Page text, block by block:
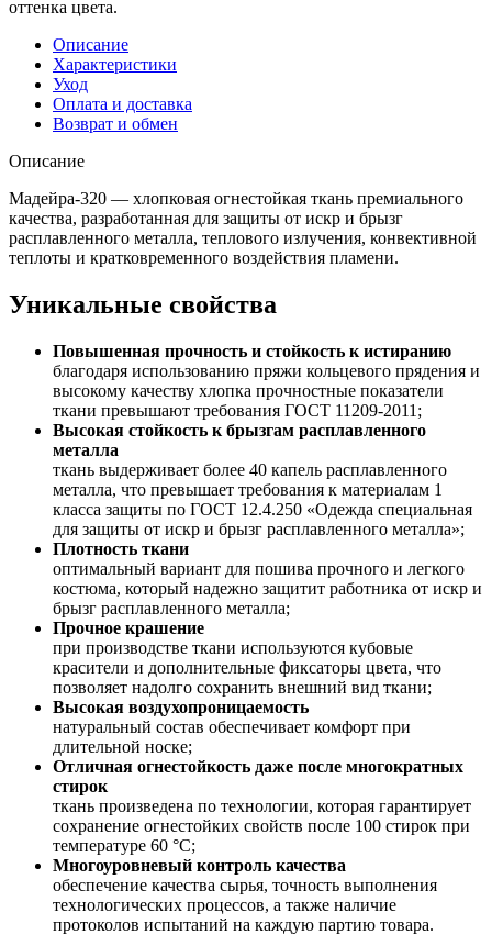
оттенка цвета.
Описание
Характеристики
Уход
Оплата и доставка
Возврат и обмен
Описание
Мадейра-320 — хлопковая огнестойкая ткань премиального
качества, разработанная для защиты от искр и брызг
расплавленного металла, теплового излучения, конвективной
теплоты и кратковременного воздействия пламени.
Уникальные свойства
Повышенная прочность и стойкость к истиранию
благодаря использованию пряжи кольцевого прядения и
высокому качеству хлопка прочностные показатели
ткани превышают требования ГОСТ 11209-2011;
Высокая стойкость к брызгам расплавленного
металла
ткань выдерживает более 40 капель расплавленного
металла, что превышает требования к материалам 1
класса защиты по ГОСТ 12.4.250 «Одежда специальная
для защиты от искр и брызг расплавленного металла»;
Плотность ткани
оптимальный вариант для пошива прочного и легкого
костюма, который надежно защитит работника от искр и
брызг расплавленного металла;
Прочное крашение
при производстве ткани используются кубовые
красители и дополнительные фиксаторы цвета, что
позволяет надолго сохранить внешний вид ткани;
Высокая воздухопроницаемость
натуральный состав обеспечивает комфорт при
длительной носке;
Отличная огнестойкость даже после многократных
стирок
ткань произведена по технологии, которая гарантирует
сохранение огнестойких свойств после 100 стирок при
температуре 60 °С;
Многоуровневый контроль качества
обеспечение качества сырья, точность выполнения
технологических процессов, а также наличие
протоколов испытаний на каждую партию товара.